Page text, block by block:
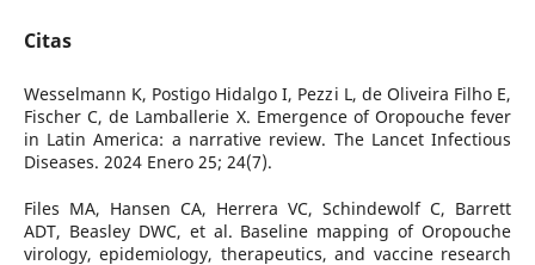
Citas
Wesselmann K, Postigo Hidalgo I, Pezzi L, de Oliveira Filho E,
Fischer C, de Lamballerie X. Emergence of Oropouche fever
in Latin America: a narrative review. The Lancet Infectious
Diseases. 2024 Enero 25; 24(7).
Files MA, Hansen CA, Herrera VC, Schindewolf C, Barrett
ADT, Beasley DWC, et al. Baseline mapping of Oropouche
virology, epidemiology, therapeutics, and vaccine research